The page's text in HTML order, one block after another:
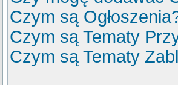
Czym są
Czym są Tematy
Czym są Tematy